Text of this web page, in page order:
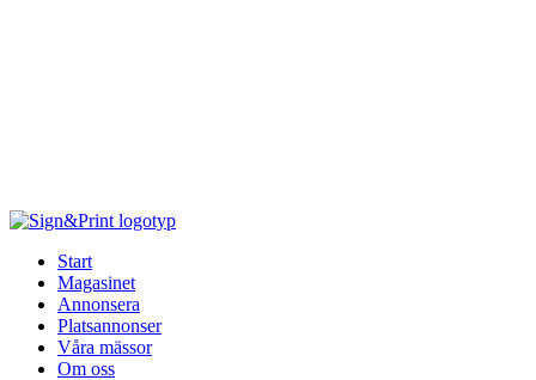
Start
Magasinet
Annonsera
Platsannonser
Våra mässor
Om oss